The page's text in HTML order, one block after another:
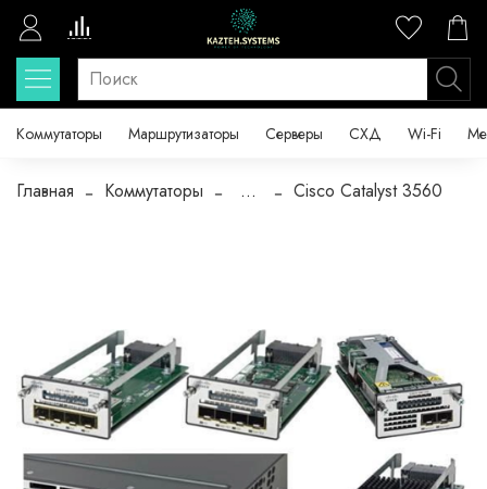
Коммутаторы Маршрутизаторы Серверы СХД Wi-Fi
Главная Коммутаторы ... Cisco Catalyst 3560